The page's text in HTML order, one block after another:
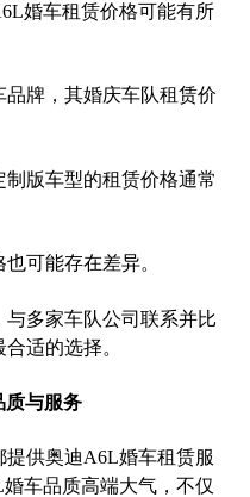
婚车租赁价格可能有所
牌，其婚庆车队租赁价
版车型的租赁价格通常
可能存在差异。
多家车队公司联系并比
适的选择。
与服务
供奥迪A6L婚车租赁服
车品质高端大气，不仅